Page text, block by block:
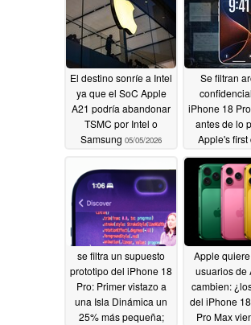
El destino sonríe a Intel
ya que el SoC Apple
A21 podría abandonar
TSMC por Intel o
Samsung 05/05/2026
Se filtran
iPhone 18
antes de lo
Apple's first
14 Pro05/
se filtra un supuesto
prototipo del iPhone 18
Pro: Primer vistazo a
una Isla Dinámica un
25% más pequeña;
Apple
usuarios de
cambien:
del iPhone
Pro Max